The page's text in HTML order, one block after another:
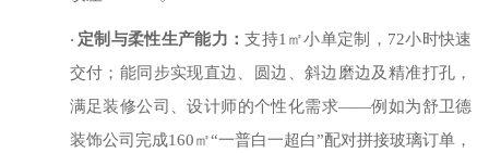
· 定制与柔性生产能力：支持1㎡小单定制，72小时快速
交付；能同步实现直边、圆边、斜边磨边及精准打孔，
满足装修公司、设计师的个性化需求——例如为舒卫德
装饰公司完成160㎡“一普白一超白”配对拼接玻璃订单，